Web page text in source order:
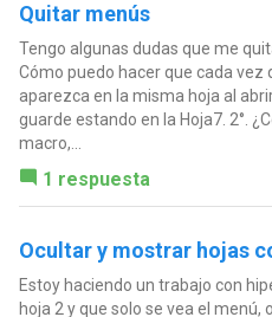
Quitar menús
Tengo algunas dudas que me
Cómo puedo hacer que cada vez
aparezca en la misma hoja al
guarde estando en la Hoja7. 2°.
macro,...
1 respuesta
Ocultar y mostrar hojas
Estoy haciendo un trabajo con
hoja 2 y que solo se vea el menú,